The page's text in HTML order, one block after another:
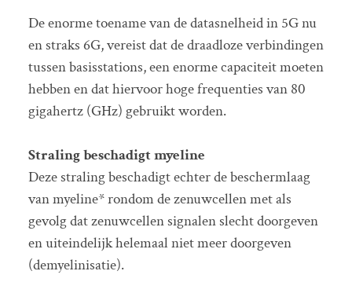
De enorme toename van de datasnelheid in 5G nu
en straks 6G, vereist dat de draadloze verbindingen
tussen basisstations, een enorme capaciteit moeten
hebben en dat hiervoor hoge frequenties van 80
gigahertz (GHz) gebruikt worden.
Straling beschadigt myeline
Deze straling beschadigt echter de beschermlaag
van myeline* rondom de zenuwcellen met als
gevolg dat zenuwcellen signalen slecht doorgeven
en uiteindelijk helemaal niet meer doorgeven
(demyelinisatie).